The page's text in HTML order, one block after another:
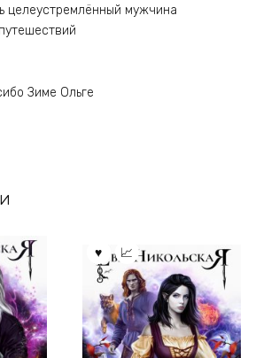
целеустремлённый мужчина
Зиме Ольге